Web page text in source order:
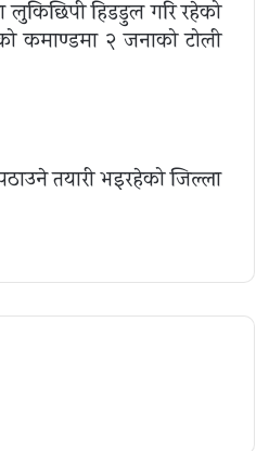
लुकिछिपी हिडडुल गरि रहेको
कमाण्डमा २ जनाको टोली
तयारी भइरहेको जिल्ला